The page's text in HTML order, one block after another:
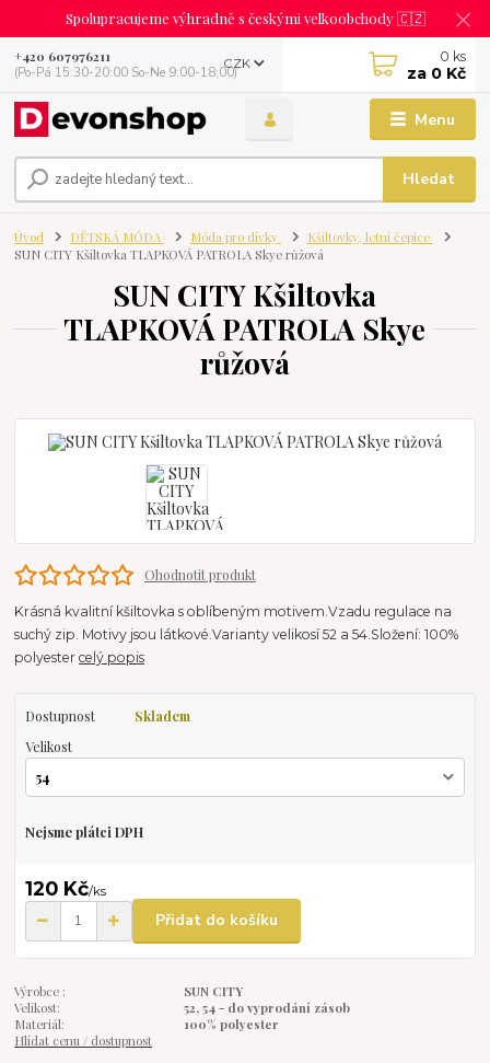
Spolupracujeme výhradně s českými velkoobchody 🇨🇿
Menu
CZK
Hledat
+420 607976211
(Po-Pá 15:30-20:00 So-Ne 9:00-18:00)
0 ks
za 0 Kč
Úvod DĚTSKÁ MÓDA Móda pro dívky
Kšiltovky, letní čepice
SUN CITY Kšiltovka TLAPKOVÁ PATROLA Skye růžová
SUN CITY Kšiltovka
TLAPKOVÁ PATROLA Skye
růžová
Ohodnotit produkt
Krásná kvalitní kšiltovka s oblíbeným motivem.Vzadu regulace na
suchý zip. Motivy jsou látkové.Varianty velikosí 52 a 54.Složení: 100%
polyestercelý popis
Dostupnost
Skladem
Velikost
Nejsme plátci DPH
120 Kč/ks
Přidat do košíku
Výrobce :
SUN CITY
Velikost:
52, 54 - do vyprodání zásob
Materiál:
100% polyester
Hlídat cenu / dostupnost